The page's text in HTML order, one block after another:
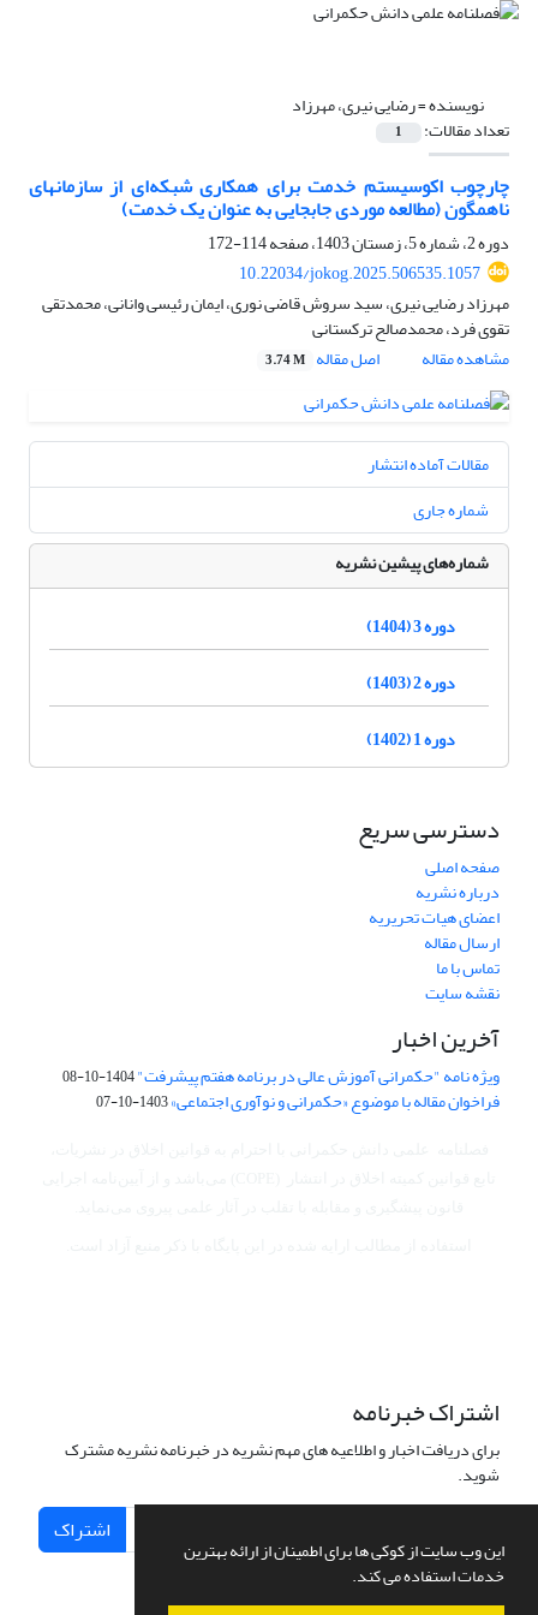
این وب سایت از کوکی ها برای اطمینان از ارائه بهترین
خدمات استفاده می کند.
نویسنده =رضایی نیری، مهرزاد
تعداد مقالات: 1
چارچوب اکوسیستم خدمت برای همکاری شبکه‌ای از سازمانهای
ناهمگون (مطالعه موردی جابجایی به عنوان یک خدمت)
دوره 2، شماره 5، زمستان 1403، صفحه
114-172
10.22034/jokog.2025.506535.1057
مهرزاد رضایی نیری، سید سروش قاضی نوری، ایمان رئیسی وانانی، محمدتقی
تقوی فرد، محمدصالح ترکستانی
مشاهده مقاله
اصل مقاله 3.74 M
مقالات آماده انتشار
شماره جاری
شماره‌های پیشین نشریه
دوره 3 (1404)
دوره 2 (1403)
دوره 1 (1402)
دسترسی سریع
صفحه اصلی
درباره نشریه
اعضای هیات تحریریه
ارسال مقاله
تماس با ما
نقشه سایت
آخرین اخبار
ویژه نامه "حکمرانی آموزش عالی در برنامه هفتم پیشرفت"1404-10-08
فراخوان مقاله با موضوع «حکمرانی و نوآوری اجتماعی»1403-10-07
اشتراک خبرنامه
برای دریافت اخبار و اطلاعیه های مهم نشریه در خبرنامه نشریه مشترک
شوید.
اشتراک